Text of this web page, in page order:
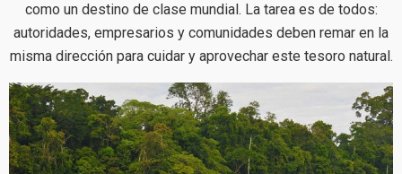
como un destino de clase mundial. La tarea es de todos:
autoridades, empresarios y comunidades deben remar en la
misma dirección para cuidar y aprovechar este tesoro natural.